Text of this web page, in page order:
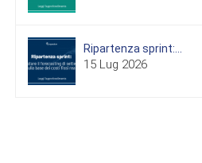
Ripartenza sprint:...
15 Lug 2026